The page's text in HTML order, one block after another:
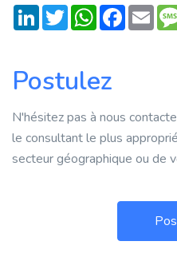
LinkedInTwitterWhatsApp
Postulez
N'hésitez pas à nous
le consultant le plus
secteur géographique ou de